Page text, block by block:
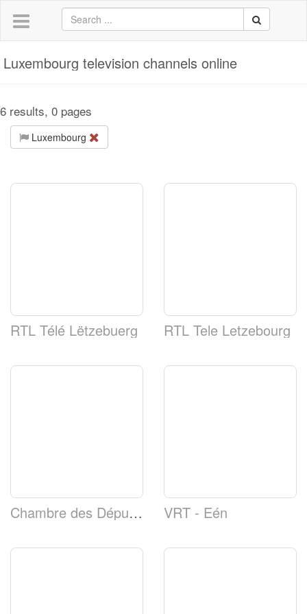
Luxembourg television channels online
6 results, 0 pages
Luxembourg
RTL Télé Lëtzebuerg RTL Tele Letzebourg
Chambre des Députés du Grand-Duché de Luxembourg VRT - Eén